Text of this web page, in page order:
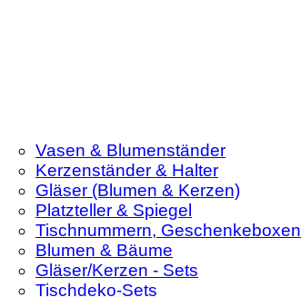
Vasen & Blumenständer
Kerzenständer & Halter
Gläser (Blumen & Kerzen)
Platzteller & Spiegel
Tischnummern, Geschenkeboxen
Blumen & Bäume
Gläser/Kerzen - Sets
Tischdeko-Sets